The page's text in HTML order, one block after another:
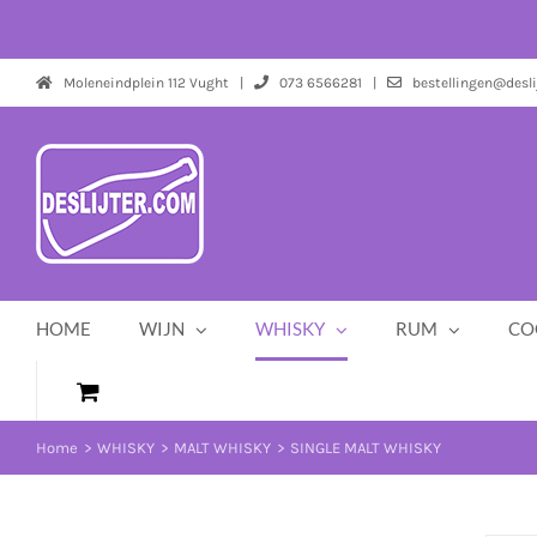
inhoud Moleneindplein 112 Vught | 073 6566281 |
HOME WIJN WHISKY RUM
Home WHISKY MALT WHISKY SINGLE MALT WHISKY